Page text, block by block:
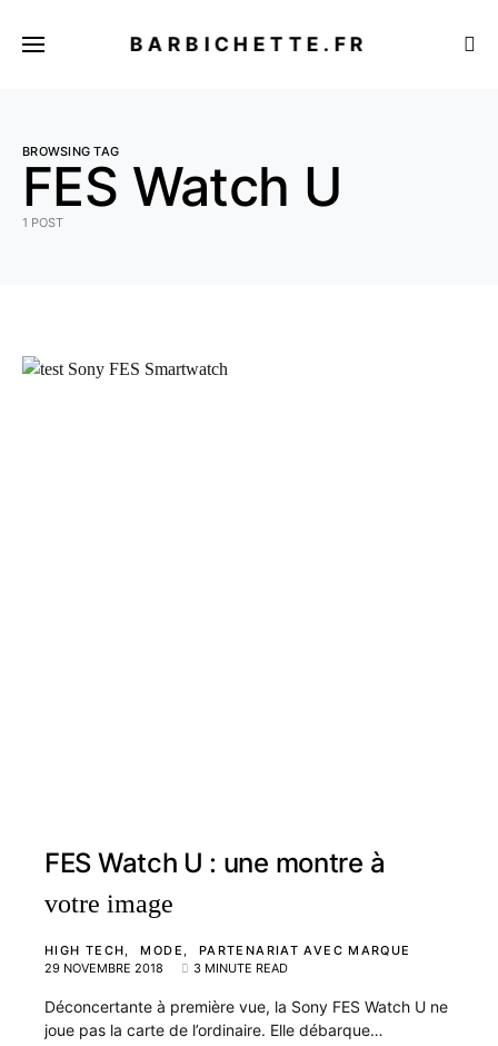
BARBICHETTE.FR
BROWSING TAG
FES Watch U
1 POST
FES Watch U : une montre à
votre image
HIGH TECH MODE
PARTENARIAT AVEC MARQUE
29 NOVEMBRE 2018
3 MINUTE READ
Déconcertante à première vue, la Sony FES Watch U ne
joue pas la carte de l’ordinaire. Elle débarque…